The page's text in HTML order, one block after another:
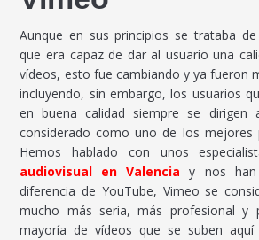
Aunque en sus principios se trataba
que era capaz de dar al usuario una
vídeos, esto fue cambiando y ya fueron
incluyendo, sin embargo, los usuarios
en buena calidad siempre se dirigen
considerado como uno de los mejores
Hemos hablado con unos
audiovisual en Valencia y nos
diferencia de YouTube, Vimeo se
mucho más seria, más profesional y
mayoría de vídeos que se suben aquí